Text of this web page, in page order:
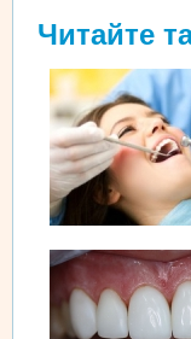
Читайте